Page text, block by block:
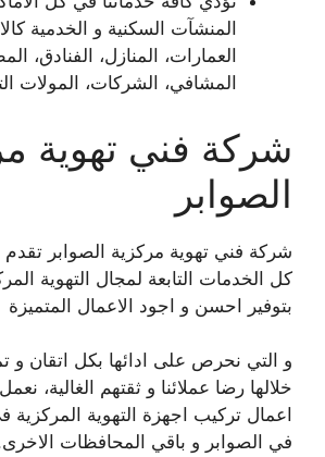
المنشآت السكنية و الخدمية
العمارات، المنازل، الفنادق،
المشافي، الشركات، المولات
شركة فني تهوية
الصوابر
شركة فني تهوية مركزية الصوابر تقدم
كل الخدمات التابعة لمجال التهوية
بتوفير احسن و اجود الاعمال المتميزة
و التي نحرص على ادائها بكل اتقان و
خلالها رضا عملائنا و ثقتهم الغالية،
اعمال تركيب اجهزة التهوية
في الصوابر و باقي المحافظات